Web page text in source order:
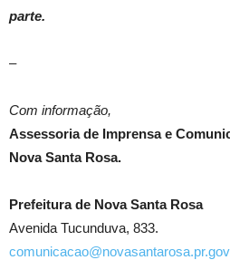
parte.
–
Com informação,
Assessoria de Imprensa e
Nova Santa Rosa.
Prefeitura de Nova Santa Rosa
Avenida Tucunduva, 833.